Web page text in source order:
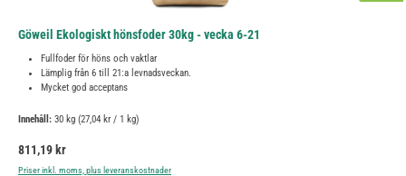
Göweil Ekologiskt hönsfoder 30kg - vecka 6-21
Fullfoder för höns och vaktlar
Lämplig från 6 till 21:a levnadsveckan.
Mycket god acceptans
Innehåll: 30 kg (27,04 kr / 1 kg)
Ordinarie pris:
811,19 kr
Priser inkl. moms, plus leveranskostnader